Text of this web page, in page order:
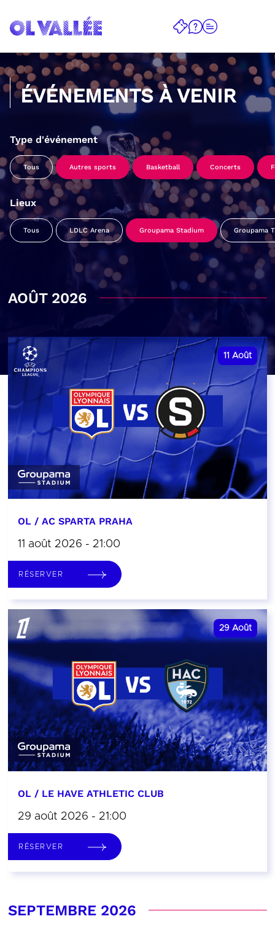
ÉVÉNEMENTS À VENIR
Type d'événement
Tous Autres sports Basketball Concerts
Lieux
Tous LDLC Arena Groupama Stadium Groupama
AOÛT 2026
11 Août
OL / AC SPARTA PRAHA
11 août 2026 - 21:00
RÉSERVER
29 Août
OL / LE HAVE ATHLETIC CLUB
29 août 2026 - 21:00
RÉSERVER
SEPTEMBRE 2026